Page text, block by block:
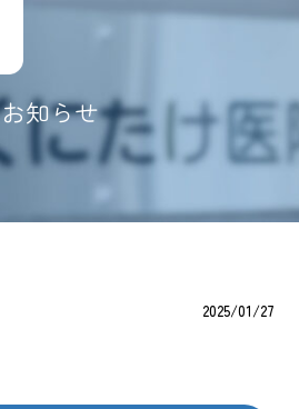
お知らせ
2025/01/27